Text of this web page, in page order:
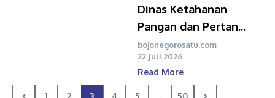
Dinas Ketahanan
Pangan dan Pertan...
bojonegorosatu.com
22 Juli 2026
Read More